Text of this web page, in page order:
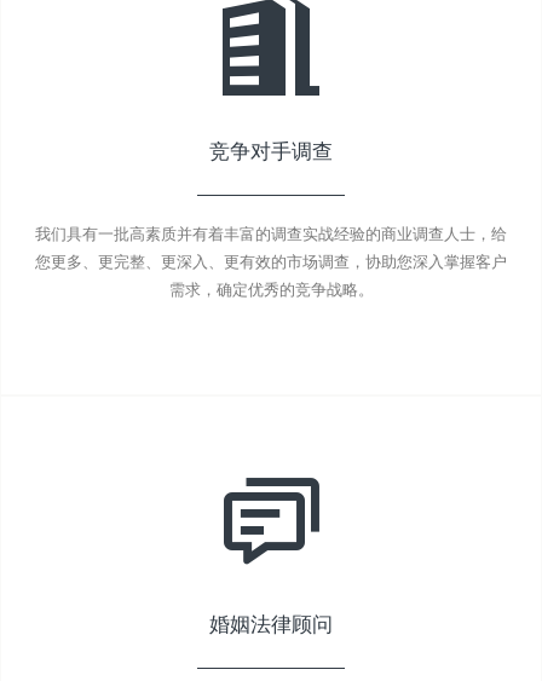
竞争对手调查
我们具有一批高素质并有着丰富的调查实战经验的商业调查人士，给
您更多、更完整、更深入、更有效的市场调查，协助您深入掌握客户
需求，确定优秀的竞争战略。
婚姻法律顾问